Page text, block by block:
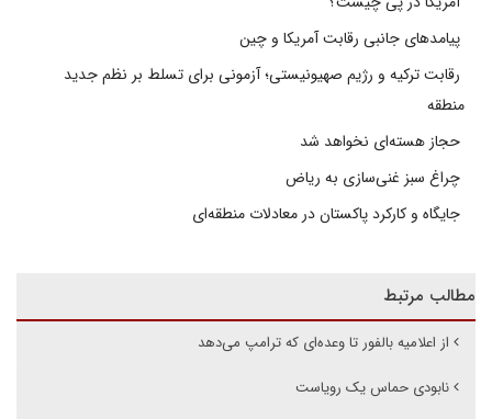
پیامدهای جانبی رقابت آمریکا و چین
رقابت ترکیه و رژیم صهیونیستی؛ آزمونی برای تسلط بر نظم جدید
منطقه
حجاز هسته‌ای نخواهد شد
چراغ سبز غنی‌سازی به ریاض
جایگاه و کارکرد پاکستان در معادلات منطقه‌ای
مطالب مرتبط
از اعلامیه بالفور تا وعده‌ای که ترامپ می‌دهد
نابودی حماس یک رویاست